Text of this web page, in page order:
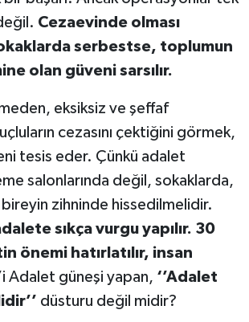
Cezaevinde olması
serbestse, toplumun
olan güveni sarsılır.
eksiksiz ve şeffaf
cezasını çektiğini görmek,
tesis eder. Çünkü adalet
salonlarında değil, sokaklarda,
zihninde hissedilmelidir.
sıkça vurgu yapılır. 30
önemi hatırlatılır, insan
Adalet güneşi yapan, ‘’Adalet
düsturu değil midir?